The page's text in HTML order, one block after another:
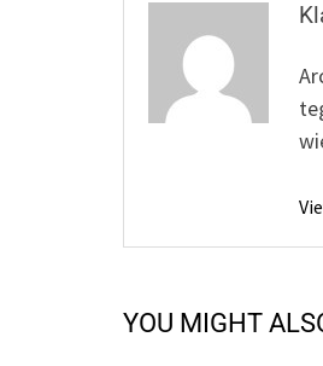
YOU MIGHT